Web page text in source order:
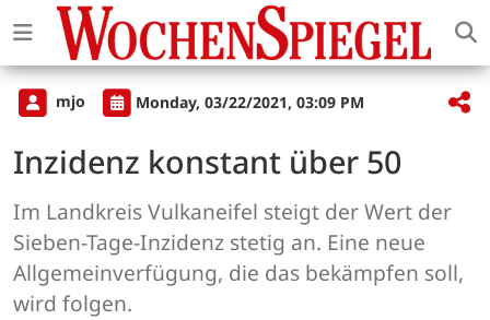
mjo Monday, 03/22/2021, 03:09 PM
Inzidenz konstant über 50
Im Landkreis Vulkaneifel steigt der Wert der
Sieben-Tage-Inzidenz stetig an. Eine neue
Allgemeinverfügung, die das bekämpfen soll,
wird folgen.